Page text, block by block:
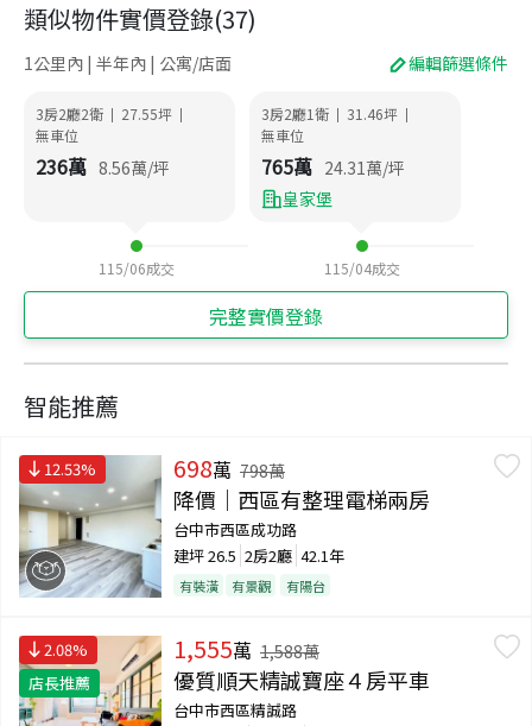
類似物件實價登錄(37)
1公里內 | 半年內 | 公寓/店面 編輯篩選條件
3房2廳2衛 | 27.55坪 |
無車位
236萬 8.56萬/坪
115/06成交
3房2廳1衛 | 31.46坪 |
無車位
765萬 24.31 萬/坪
皇家堡
115/04成交
完整實價登錄
智能推薦
12.53% 698萬 798萬
降價｜西區有整理電梯兩房
台中市西區成功路
建坪26.5 2房2廳 42.1年
有裝潢 有景觀 有陽台
2.08%
店長推薦
1,555萬 1,588萬
優質順天精誠寶座４房平車
台中市西區精誠路